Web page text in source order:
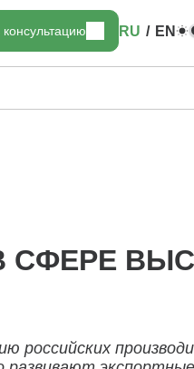
консультацию RU / EN
СФЕРЕ
российских